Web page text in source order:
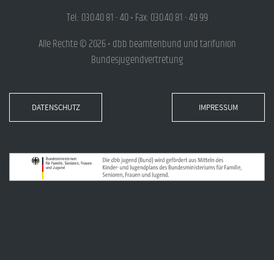
Tel.: 030.40 81 - 40 • Fax: 030.40 81 - 49 99
Alle Rechte © 2026 • dbb beamtenbund und tarifunion
Bundesjugendvertretung
DATENSCHUTZ IMPRESSUM